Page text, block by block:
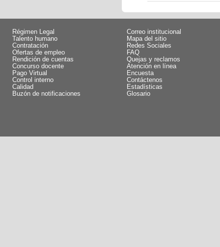
Régimen Legal
Talento humano
Contratación
Ofertas de empleo
Rendición de cuentas
Concurso docente
Pago Virtual
Control interno
Calidad
Buzón de notificaciones
Correo institucional
Mapa del sitio
Redes Sociales
FAQ
Quejas y reclamos
Atención en línea
Encuesta
Contáctenos
Estadísticas
Glosario